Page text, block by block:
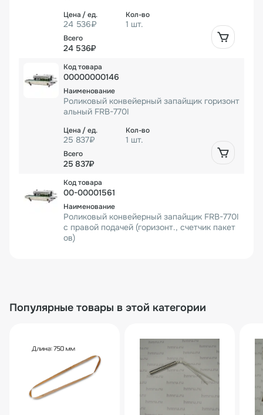
24 536₽ 1 шт.
24 536₽
00000000146
Роликовый конвейерный запайщик горизонт
альный FRB-770I
25 837₽ 1 шт.
25 837₽
00-00001561
Роликовый конвейерный запайщик FRB-770I
с правой подачей (горизонт., счетчик пакет
ов)
Роликовый конвейерный запайщик горизонт
альный FRB-770I SS (нерж.)
32 470₽ 1 шт.
Популярные товары в этой категории